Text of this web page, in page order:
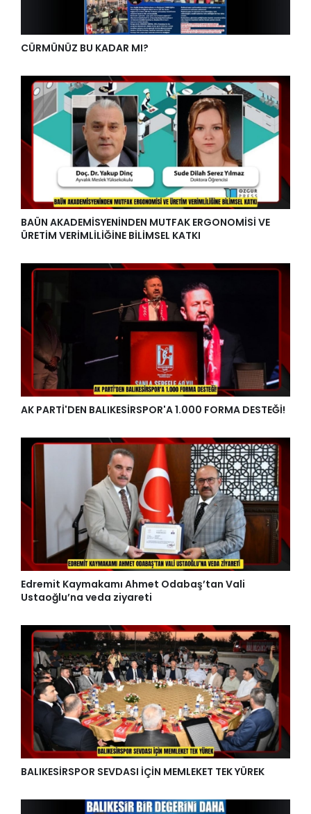
CÜRMÜNÜZ BU KADAR MI?
BAÜN AKADEMİSYENİNDEN MUTFAK ERGONOMİSİ VE
ÜRETİM VERİMLİLİĞİNE BİLİMSEL KATKI
AK PARTİ'DEN BALIKESİRSPOR'A 1.000 FORMA DESTEĞİ!
Edremit Kaymakamı Ahmet Odabaş’tan Vali
Ustaoğlu’na veda ziyareti
BALIKESİRSPOR SEVDASI İÇİN MEMLEKET TEK YÜREK